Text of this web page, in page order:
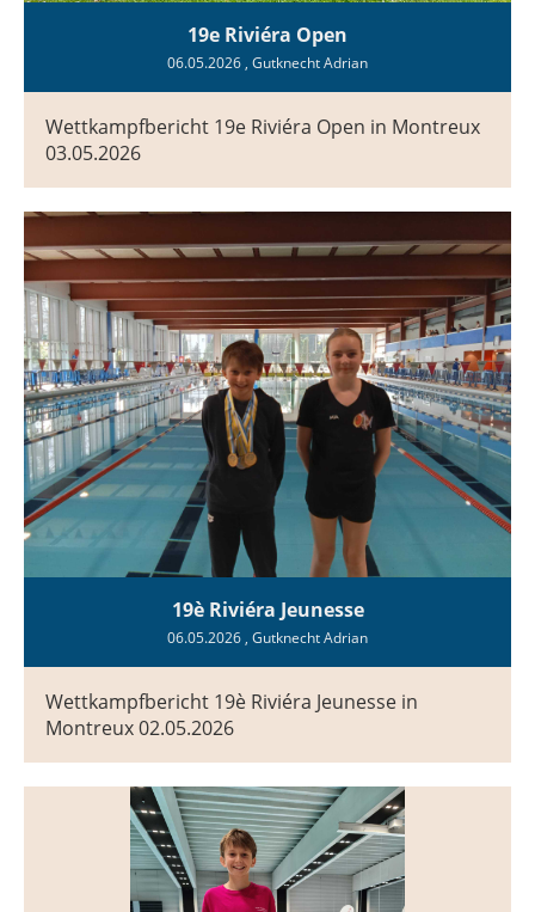
19e Riviéra Open
06.05.2026 , Gutknecht Adrian
Wettkampfbericht 19e Riviéra Open in Montreux
03.05.2026
19è Riviéra Jeunesse
06.05.2026 , Gutknecht Adrian
Wettkampfbericht 19è Riviéra Jeunesse in
Montreux 02.05.2026